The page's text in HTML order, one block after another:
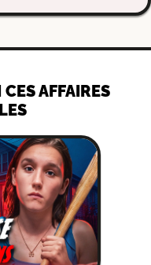
AFFAIRES